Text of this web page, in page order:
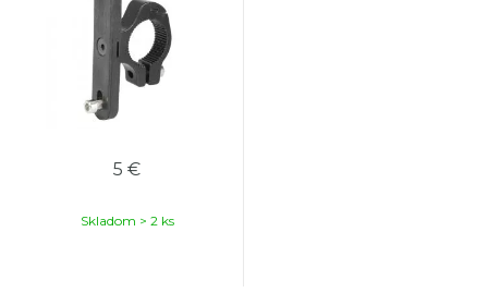
5 €
Skladom > 2 ks